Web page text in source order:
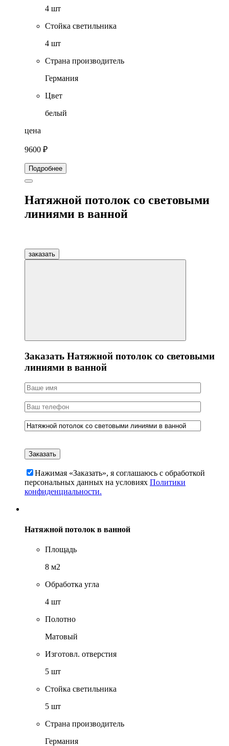
4 шт
Стойка светильника
4 шт
Страна производитель
Германия
Цвет
белый
цена
9600 ₽
Подробнее
Натяжной потолок со световыми
линиями в ванной
заказать
Заказать Натяжной потолок со световыми
линиями в ванной
Нажимая «Заказать», я соглашаюсь c обработкой
персональных данных на условиях Политики
конфиденциальности.
Натяжной потолок в ванной
Площадь
8 м2
Обработка угла
4 шт
Полотно
Матовый
Изготовл. отверстия
5 шт
Стойка светильника
5 шт
Страна производитель
Германия